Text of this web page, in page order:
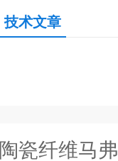
技术文章
陶瓷纤维马